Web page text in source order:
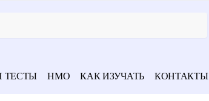
ТЕСТЫ НМО КАК ИЗУЧАТЬ КОНТАКТЫ